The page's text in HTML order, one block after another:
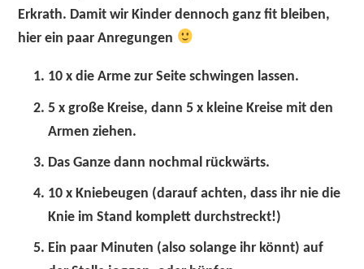
Erkrath. Damit wir Kinder dennoch ganz fit bleiben,
hier ein paar Anregungen
10 x die Arme zur Seite schwingen lassen.
5 x große Kreise, dann 5 x kleine Kreise mit den
Armen ziehen.
Das Ganze dann nochmal rückwärts.
10 x Kniebeugen (darauf achten, dass ihr nie die
Knie im Stand komplett durchstreckt!)
Ein paar Minuten (also solange ihr könnt) auf